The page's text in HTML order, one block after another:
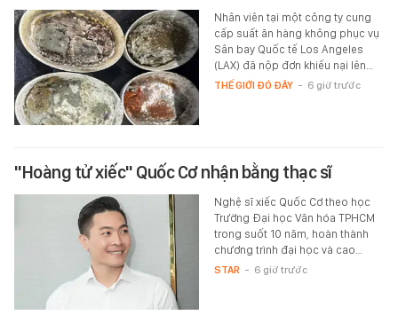
Nhân viên tại một công ty cung
cấp suất ăn hàng không phục vụ
Sân bay Quốc tế Los Angeles
(LAX) đã nộp đơn khiếu nại lên…
THẾ GIỚI ĐÓ ĐÂY - 6 giờ trước
"Hoàng tử xiếc" Quốc Cơ nhận bằng thạc sĩ
Nghệ sĩ xiếc Quốc Cơ theo học
Trường Đại học Văn hóa TPHCM
trong suốt 10 năm, hoàn thành
chương trình đại học và cao…
STAR - 6 giờ trước